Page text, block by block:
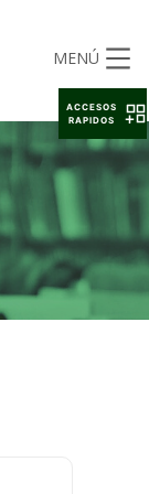
MENÚ
ACCESOS
RAPIDOS